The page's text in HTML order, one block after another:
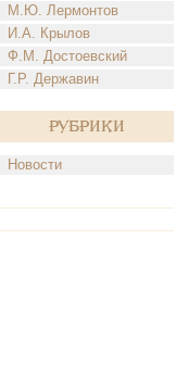
М.Ю. Лермонтов
И.А. Крылов
Ф.М. Достоевский
Г.Р. Державин
Рубрики
Новости